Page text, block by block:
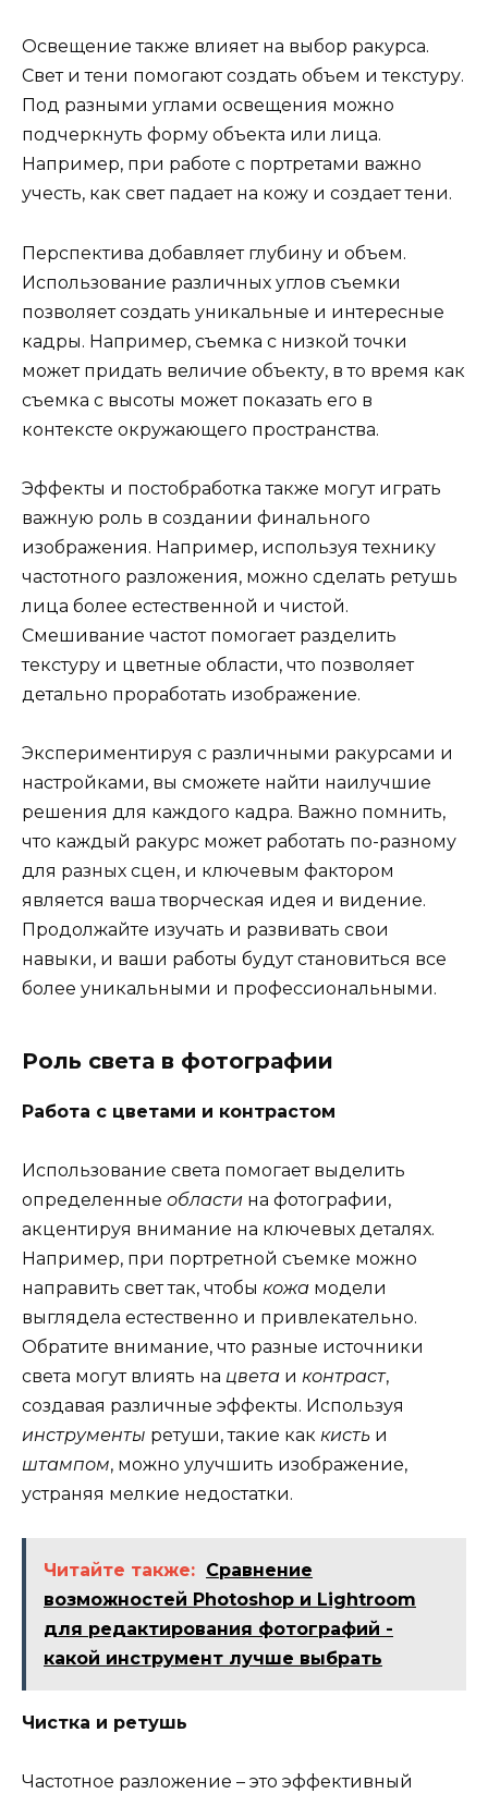
Освещение также влияет на выбор ракурса.
Свет и тени помогают создать объем и текстуру.
Под разными углами освещения можно
подчеркнуть форму объекта или лица.
Например, при работе с портретами важно
учесть, как свет падает на кожу и создает тени.
Перспектива добавляет глубину и объем.
Использование различных углов съемки
позволяет создать уникальные и интересные
кадры. Например, съемка с низкой точки
может придать величие объекту, в то время как
съемка с высоты может показать его в
контексте окружающего пространства.
Эффекты и постобработка также могут играть
важную роль в создании финального
изображения. Например, используя технику
частотного разложения, можно сделать ретушь
лица более естественной и чистой.
Смешивание частот помогает разделить
текстуру и цветные области, что позволяет
детально проработать изображение.
Экспериментируя с различными ракурсами и
настройками, вы сможете найти наилучшие
решения для каждого кадра. Важно помнить,
что каждый ракурс может работать по-разному
для разных сцен, и ключевым фактором
является ваша творческая идея и видение.
Продолжайте изучать и развивать свои
навыки, и ваши работы будут становиться все
более уникальными и профессиональными.
Роль света в фотографии
Работа с цветами и контрастом
Использование света помогает выделить
определенные области на фотографии,
акцентируя внимание на ключевых деталях.
Например, при портретной съемке можно
направить свет так, чтобы кожа модели
выглядела естественно и привлекательно.
Обратите внимание, что разные источники
света могут влиять на цвета и контраст,
создавая различные эффекты. Используя
инструменты ретуши, такие как кисть и
штампом, можно улучшить изображение,
устраняя мелкие недостатки.
Читайте также: Сравнение
возможностей Photoshop и Lightroom
для редактирования фотографий -
какой инструмент лучше выбрать
Чистка и ретушь
Частотное разложение – это эффективный